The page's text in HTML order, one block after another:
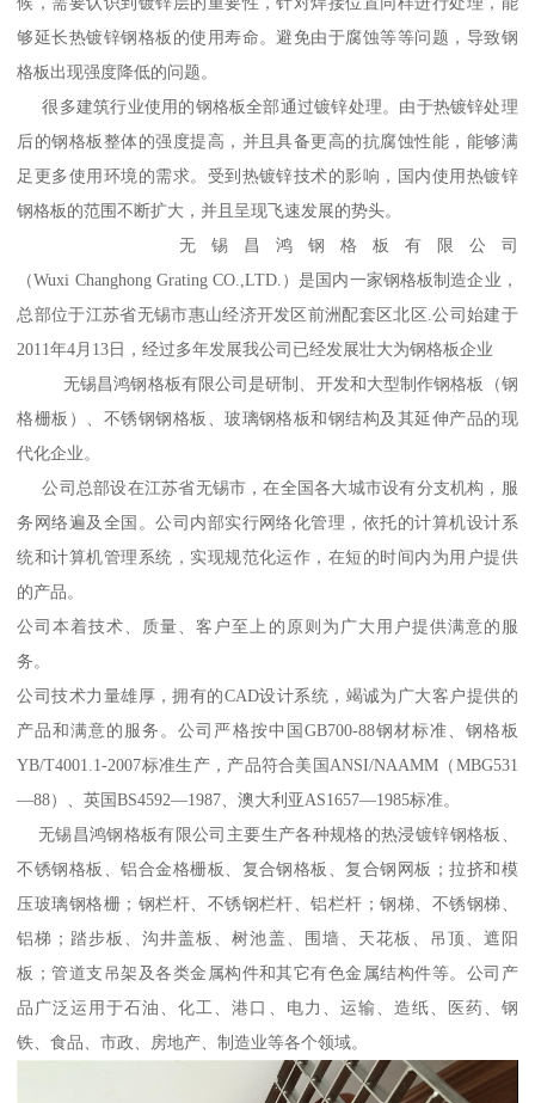
够延长热镀锌钢格板的使用寿命。避免由于腐蚀等等问题，导致钢
格板出现强度降低的问题。
很多建筑行业使用的钢格板全部通过镀锌处理。由于热镀锌处理
后的钢格板整体的强度提高，并且具备更高的抗腐蚀性能，能够满
足更多使用环境的需求。受到热镀锌技术的影响，国内使用热镀锌
钢格板的范围不断扩大，并且呈现飞速发展的势头。
无锡昌鸿钢格板有限公司
（Wuxi Changhong Grating CO.,LTD.）是国内一家钢格板制造企业，
总部位于江苏省无锡市惠山经济开发区前洲配套区北区.公司始建于
2011年4月13日，经过多年发展我公司已经发展壮大为钢格板企业
无锡昌鸿钢格板有限公司是研制、开发和大型制作钢格板（钢
格栅板）、不锈钢钢格板、玻璃钢格板和钢结构及其延伸产品的现
代化企业。
公司总部设在江苏省无锡市，在全国各大城市设有分支机构，服
务网络遍及全国。公司内部实行网络化管理，依托的计算机设计系
统和计算机管理系统，实现规范化运作，在短的时间内为用户提供
的产品。
公司本着技术、质量、客户至上的原则为广大用户提供满意的服
务。
公司技术力量雄厚，拥有的CAD设计系统，竭诚为广大客户提供的
产品和满意的服务。公司严格按中国GB700-88钢材标准、钢格板
YB/T4001.1-2007标准生产，产品符合美国ANSI/NAAMM（MBG531
—88）、英国BS4592—1987、澳大利亚AS1657—1985标准。
无锡昌鸿钢格板有限公司主要生产各种规格的热浸镀锌钢格板、
不锈钢格板、铝合金格栅板、复合钢格板、复合钢网板；拉挤和模
压玻璃钢格栅；钢栏杆、不锈钢栏杆、铝栏杆；钢梯、不锈钢梯、
铝梯；踏步板、沟井盖板、树池盖、围墙、天花板、吊顶、遮阳
板；管道支吊架及各类金属构件和其它有色金属结构件等。公司产
品广泛运用于石油、化工、港口、电力、运输、造纸、医药、钢
铁、食品、市政、房地产、制造业等各个领域。